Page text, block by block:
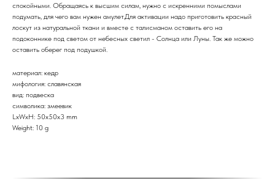
спокойными. Обращаясь к высшим силам, нужно с искренними помыслами
подумать, для чего вам нужен амулет.Для активации надо приготовить красный
лоскут из натуральной ткани и вместе с талисманом оставить его на
подоконнике под светом от небесных светил - Солнца или Луны. Так же можно
оставить оберег под подушкой.
материал: кедр
мифология: славянская
вид: подвеска
символика: змеевик
LxWxH: 50x50x3 mm
Weight: 10 g